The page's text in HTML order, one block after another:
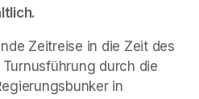
Zeitreise in die Zeit des
durch die
in